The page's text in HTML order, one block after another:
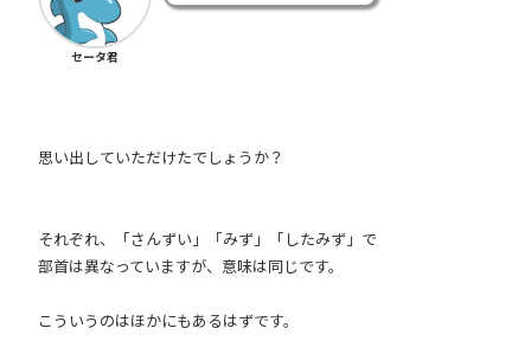
セータ君
思い出していただけたでしょうか？
それぞれ、「さんずい」「みず」「したみず」で
部首は異なっていますが、意味は同じです。
こういうのはほかにもあるはずです。